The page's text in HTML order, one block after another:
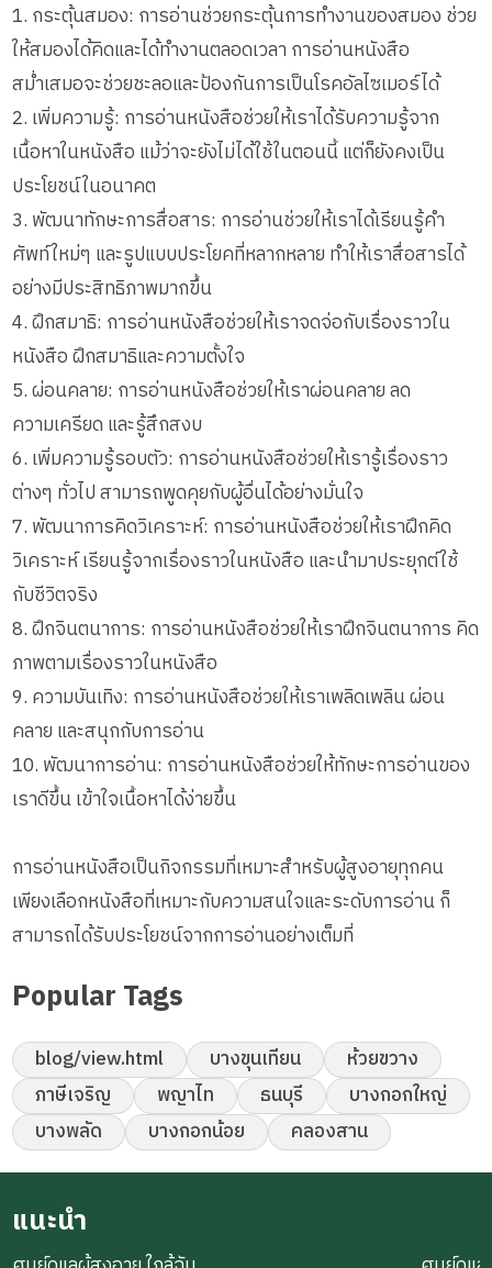
1. กระตุ้นสมอง: การอ่านช่วยกระตุ้นการทำงานของสมอง ช่วย
ให้สมองได้คิดและได้ทำงานตลอดเวลา การอ่านหนังสือ
สม่ำเสมอจะช่วยชะลอและป้องกันการเป็นโรคอัลไซเมอร์ได้
2. เพิ่มความรู้: การอ่านหนังสือช่วยให้เราได้รับความรู้จาก
เนื้อหาในหนังสือ แม้ว่าจะยังไม่ได้ใช้ในตอนนี้ แต่ก็ยังคงเป็น
ประโยชน์ในอนาคต
3. พัฒนาทักษะการสื่อสาร: การอ่านช่วยให้เราได้เรียนรู้คำ
ศัพท์ใหม่ๆ และรูปแบบประโยคที่หลากหลาย ทำให้เราสื่อสารได้
อย่างมีประสิทธิภาพมากขึ้น
4. ฝึกสมาธิ: การอ่านหนังสือช่วยให้เราจดจ่อกับเรื่องราวใน
หนังสือ ฝึกสมาธิและความตั้งใจ
5. ผ่อนคลาย: การอ่านหนังสือช่วยให้เราผ่อนคลาย ลด
ความเครียด และรู้สึกสงบ
6. เพิ่มความรู้รอบตัว: การอ่านหนังสือช่วยให้เรารู้เรื่องราว
ต่างๆ ทั่วไป สามารถพูดคุยกับผู้อื่นได้อย่างมั่นใจ
7. พัฒนาการคิดวิเคราะห์: การอ่านหนังสือช่วยให้เราฝึกคิด
วิเคราะห์ เรียนรู้จากเรื่องราวในหนังสือ และนำมาประยุกต์ใช้
กับชีวิตจริง
8. ฝึกจินตนาการ: การอ่านหนังสือช่วยให้เราฝึกจินตนาการ คิด
ภาพตามเรื่องราวในหนังสือ
9. ความบันเทิง: การอ่านหนังสือช่วยให้เราเพลิดเพลิน ผ่อน
คลาย และสนุกกับการอ่าน
10. พัฒนาการอ่าน: การอ่านหนังสือช่วยให้ทักษะการอ่านของ
เราดีขึ้น เข้าใจเนื้อหาได้ง่ายขึ้น
การอ่านหนังสือเป็นกิจกรรมที่เหมาะสำหรับผู้สูงอายุทุกคน
เพียงเลือกหนังสือที่เหมาะกับความสนใจและระดับการอ่าน ก็
สามารถได้รับประโยชน์จากการอ่านอย่างเต็มที่
Popular Tags
blog/view.html บางขุนเทียน
ห้วยขวาง
ภาษีเจริญ
พญาไท ธนบุรี
บางกอกใหญ่
บางพลัด
บางกอกน้อย คลองสาน
แนะนำ